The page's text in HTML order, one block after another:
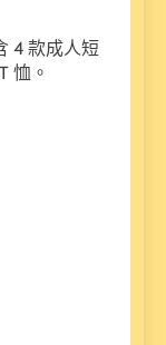
4 款成人短
恤。